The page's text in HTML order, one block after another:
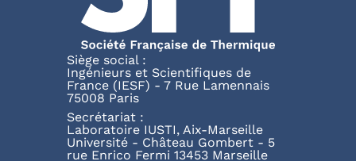
Siège social :
Ingénieurs et Scientifiques de
France (IESF) - 7 Rue Lamennais
75008 Paris
Secrétariat :
Laboratoire IUSTI, Aix-Marseille
Université - Château Gombert - 5
rue Enrico Fermi 13453 Marseille